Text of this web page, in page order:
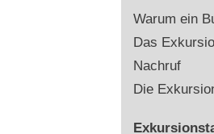
Warum ein
Das
Nachruf
Die